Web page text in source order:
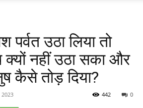
पर्वत उठा लिया तो
नहीं उठा सका और
कैसे तोड़ दिया?
2023 0
442